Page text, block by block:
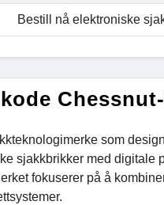
Bestill nå elektroniske
som
sjakkbrikker med
fokuserer på å